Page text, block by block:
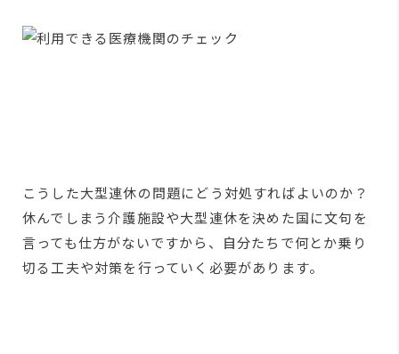
こうした大型連休の問題にどう対処すればよいのか？
休んでしまう介護施設や大型連休を決めた国に文句を
言っても仕方がないですから、自分たちで何とか乗り
切る工夫や対策を行っていく必要があります。